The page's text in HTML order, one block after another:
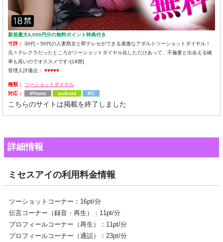
新規最大4,000円分の無料ポイント特典付き
寸評：
30代～50代の人妻熟女と即テレセができる過激なアダルトツーショットダイヤル！
元々テレクラだったところがツーショットダイヤル化しただけあって、不倫妻と出会える確
率も高いのでオススメです♪[18禁]
管理人評価点： ♥♥♥♥♥
種類：
ツーショットダイヤル
対応：
iPhone android PC
こちらのサイトは掲載を終了しました
詳細情報
ミセスアイの利用料金情報
ツーショットコーナー：16pt/分
伝言コーナー（録音・再生）：11pt/分
プロフィールコーナー（再生）：11pt/分
プロフィールコーナー（通話）：23pt/分